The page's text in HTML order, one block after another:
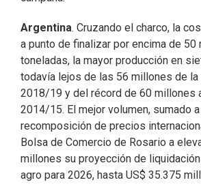
Argentina. Cruzando el charco, la
a punto de finalizar por encima de 50
toneladas, la mayor producción en
todavía lejos de las 56 millones de la
2018/19 y del récord de 60 millones
2014/15. El mejor volumen, sumado
recomposición de precios
Bolsa de Comercio de Rosario a
millones su proyección de
agro para 2026, hasta US$ 35.375